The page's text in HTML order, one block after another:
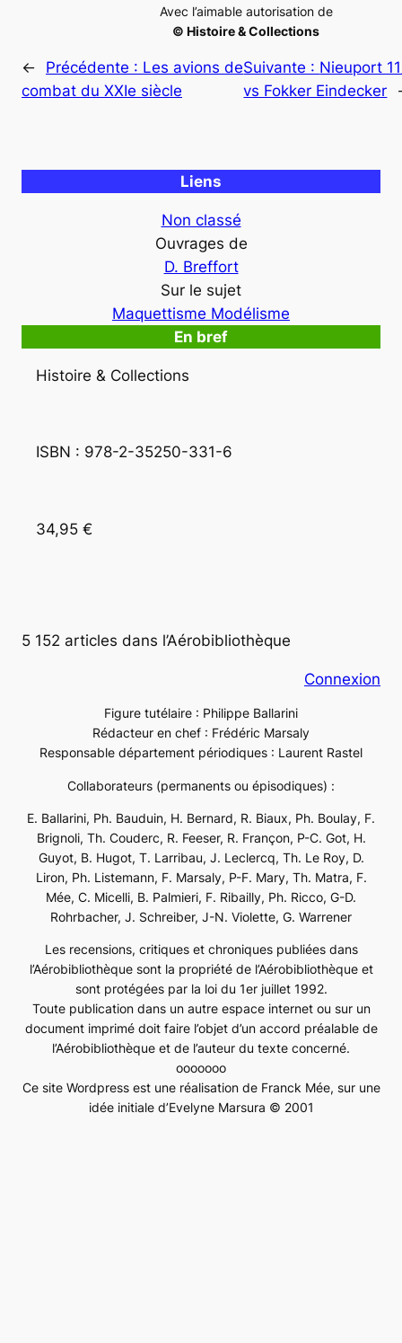
Avec l’aimable autorisation de
© Histoire & Collections
← Précédente : Les avions de
combat du XXIe siècle
Suivante : Nieuport
vs Fokker Eindecker
Liens
Non classé
Ouvrages de
D. Breffort
Sur le sujet
Maquettisme Modélisme
En bref
Histoire & Collections
ISBN : 978-2-35250-331-6
34,95 €
5 152 articles dans l’Aérobibliothèque
Connexion
Figure tutélaire : Philippe Ballarini
Rédacteur en chef : Frédéric Marsaly
Responsable département périodiques : Laurent Rastel
Collaborateurs (permanents ou épisodiques) :
E. Ballarini, Ph. Bauduin, H. Bernard, R. Biaux, Ph. Boulay, F.
Brignoli, Th. Couderc, R. Feeser, R. Françon, P-C. Got, H.
Guyot, B. Hugot, T. Larribau, J. Leclercq, Th. Le Roy, D.
Liron, Ph. Listemann, F. Marsaly, P-F. Mary, Th. Matra, F.
Mée, C. Micelli, B. Palmieri, F. Ribailly, Ph. Ricco, G-D.
Rohrbacher, J. Schreiber, J-N. Violette, G. Warrener
Les recensions, critiques et chroniques publiées dans
l’Aérobibliothèque sont la propriété de l’Aérobibliothèque et
sont protégées par la loi du 1er juillet 1992.
Toute publication dans un autre espace internet ou sur un
document imprimé doit faire l’objet d’un accord préalable de
l’Aérobibliothèque et de l’auteur du texte concerné.
ooooooo
Ce site Wordpress est une réalisation de Franck Mée, sur une
idée initiale d’Evelyne Marsura © 2001